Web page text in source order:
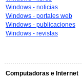
Windows - noticias
Windows - portales web
Windows - publicaciones
Windows - revistas
Computadoras e Internet